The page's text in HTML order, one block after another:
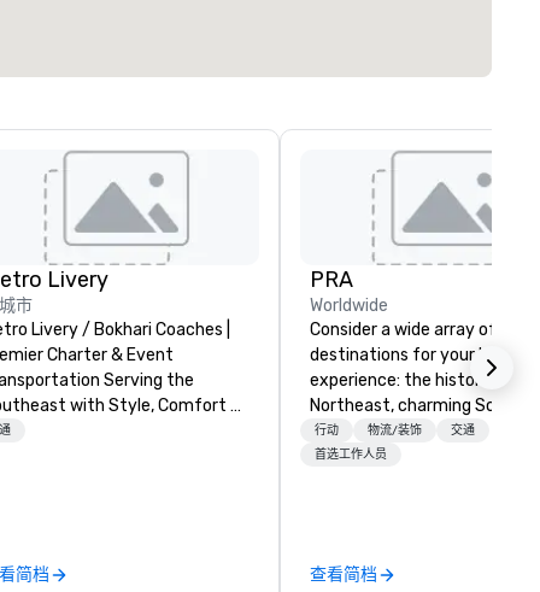
Livery
市
Livery / Bokhari Coaches |
Charter & Event
Serving the
with Style, Comfort &
Whether you're planning
in Nashville and serving all
简档
PRA
Worldwide
Consider a wide array of U.S.
destinations for your
experience: the historic
Northeast, charming South,
American Midwest, or
West. In PRA, you have an
participants.
行动 物流/装饰
交通
首选工作人员
查看简档